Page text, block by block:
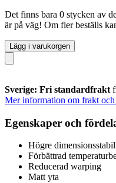
Det finns bara 0 stycken av
är på väg! Om fler beställs
Lägg i varukorgen
Sverige: Fri standardfrakt
Mer information om frakt och
Egenskaper och
Högre
Förbättrad
Reducerad warping
Matt yta